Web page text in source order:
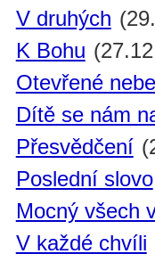
V druhých
K Bohu
Otevřené nebe
Dítě se nám
Přesvědčení
Poslední slovo
Mocný všech
V každé chvíli